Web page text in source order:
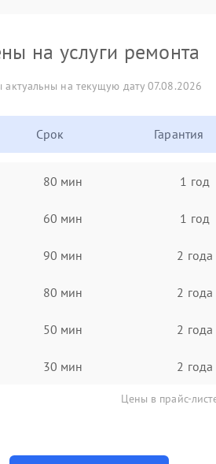
на услуги ремонта
актуальны на текущую дату 07.08.2026
Срок Гарантия
80 мин 1 год
60 мин 1 год
90 мин 2 года
80 мин 2 года
50 мин 2 года
30 мин 2 года
Цены в прайс-